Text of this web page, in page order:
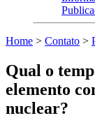
Home > Contato >
Qual o
elemento
nuclear?